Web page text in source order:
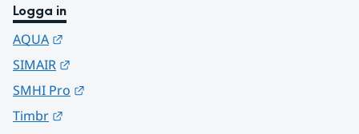
Logga in
AQUA
SIMAIR
SMHI Pro
Timbr